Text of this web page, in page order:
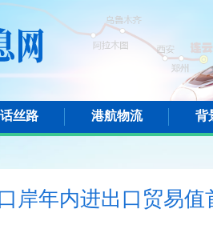
丝路 港航物流 背
岸年内进出口贸易值